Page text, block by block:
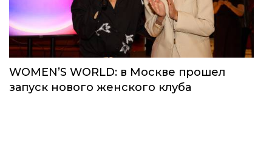
WOMEN’S WORLD: в Москве прошел
запуск нового женского клуба